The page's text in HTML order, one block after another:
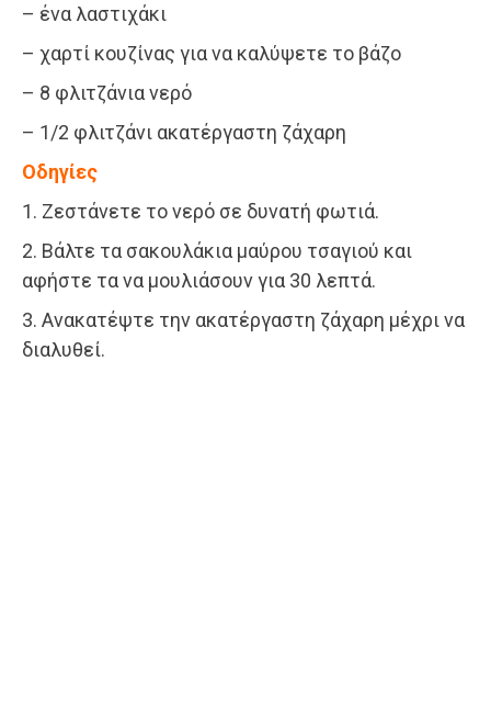
– ένα λαστιχάκι
– χαρτί κουζίνας για να καλύψετε το βάζο
– 8 φλιτζάνια νερό
– 1/2 φλιτζάνι ακατέργαστη ζάχαρη
Οδηγίες
1. Ζεστάνετε το νερό σε δυνατή φωτιά.
2. Βάλτε τα σακουλάκια μαύρου τσαγιού και
αφήστε τα να μουλιάσουν για 30 λεπτά.
3. Ανακατέψτε την ακατέργαστη ζάχαρη μέχρι να
διαλυθεί.